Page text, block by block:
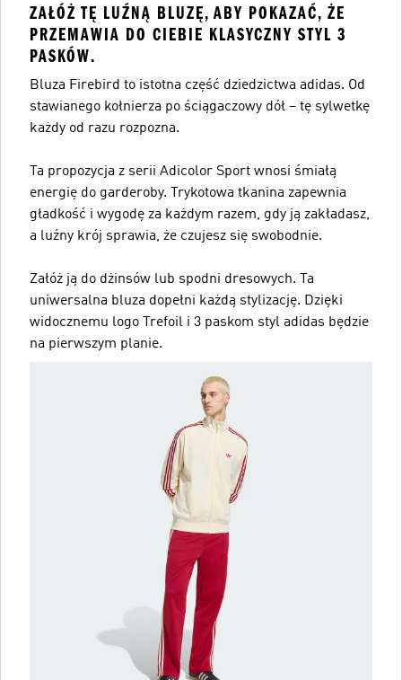
ZAŁÓŻ TĘ LUŹNĄ BLUZĘ, ABY POKAZAĆ, ŻE
PRZEMAWIA DO CIEBIE KLASYCZNY STYL 3
PASKÓW.
Bluza Firebird to istotna część dziedzictwa adidas. Od
stawianego kołnierza po ściągaczowy dół – tę sylwetkę
każdy od razu rozpozna.
Ta propozycja z serii Adicolor Sport wnosi śmiałą
energię do garderoby. Trykotowa tkanina zapewnia
gładkość i wygodę za każdym razem, gdy ją zakładasz,
a luźny krój sprawia, że czujesz się swobodnie.
Załóż ją do dżinsów lub spodni dresowych. Ta
uniwersalna bluza dopełni każdą stylizację. Dzięki
widocznemu logo Trefoil i 3 paskom styl adidas będzie
na pierwszym planie.